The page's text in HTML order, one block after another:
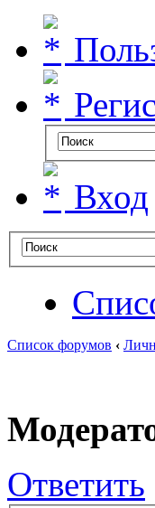
Вход
Список форумов ‹
Ответить